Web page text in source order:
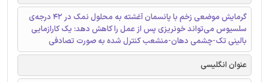
گرمایش موضعی زخم با پانسمان آغشته به محلول نمک در ۴۲ درجه‌ی
سلسیوس می‌تواند خونریزی پس از عمل را کاهش دهد: یک کارازمایی
بالینی تک-چشمی دهان-منشعب کنترل شده به صورت تصادفی
عنوان انگلیسی